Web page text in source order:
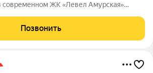
современном ЖК «Левел Амурская»
м году. Квартира свободной планировки,
В
Позвонить